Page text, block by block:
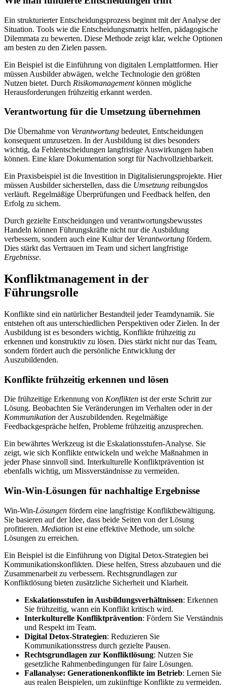
Ein strukturierter Entscheidungsprozess beginnt mit der Analyse der
Situation. Tools wie die Entscheidungsmatrix helfen, pädagogische
Dilemmata zu bewerten. Diese Methode zeigt klar, welche Optionen
am besten zu den Zielen passen.
Ein Beispiel ist die Einführung von digitalen Lernplattformen. Hier
müssen Ausbilder abwägen, welche Technologie den größten
Nutzen bietet. Durch Risikomanagementkönnen mögliche
Herausforderungen frühzeitig erkannt werden.
Verantwortung für die Umsetzung übernehmen
Die Übernahme von Verantwortung bedeutet, Entscheidungen
konsequent umzusetzen. In der Ausbildung ist dies besonders
wichtig, da Fehlentscheidungen langfristige Auswirkungen haben
können. Eine klare Dokumentation sorgt für Nachvollziehbarkeit.
Ein Praxisbeispiel ist die Investition in Digitalisierungsprojekte. Hier
müssen Ausbilder sicherstellen, dass die Umsetzung reibungslos
verläuft. Regelmäßige Überprüfungen und Feedback helfen, den
Erfolg zu sichern.
Durch gezielte Entscheidungen und verantwortungsbewusstes
Handeln können Führungskräfte nicht nur die Ausbildung
verbessern, sondern auch eine Kultur der Verantwortung fördern.
Dies stärkt das Vertrauen im Team und sichert langfristige
Ergebnisse.
Konfliktmanagement in der
Führungsrolle
Konflikte sind ein natürlicher Bestandteil jeder Teamdynamik. Sie
entstehen oft aus unterschiedlichen Perspektiven oder Zielen. In der
Ausbildung ist es besonders wichtig, Konflikte frühzeitig zu
erkennen und konstruktiv zu lösen. Dies stärkt nicht nur das Team,
sondern fördert auch die persönliche Entwicklung der
Auszubildenden.
Konflikte frühzeitig erkennen und lösen
Die frühzeitige Erkennung von Konflikten ist der erste Schritt zur
Lösung. Beobachten Sie Veränderungen im Verhalten oder in der
Kommunikation der Auszubildenden. Regelmäßige
Feedbackgespräche helfen, Probleme frühzeitig anzusprechen.
Ein bewährtes Werkzeug ist die Eskalationsstufen-Analyse. Sie
zeigt, wie sich Konflikte entwickeln und welche Maßnahmen in
jeder Phase sinnvoll sind. Interkulturelle Konfliktprävention ist
ebenfalls wichtig, um Missverständnisse zu vermeiden.
Win-Win-Lösungen für nachhaltige Ergebnisse
Win-Win-Lösungen fördern eine langfristige Konfliktbewältigung.
Sie basieren auf der Idee, dass beide Seiten von der Lösung
profitieren. Mediation ist eine effektive Methode, um solche
Lösungen zu erreichen.
Ein Beispiel ist die Einführung von Digital Detox-Strategien bei
Kommunikationskonflikten. Diese helfen, Stress abzubauen und die
Zusammenarbeit zu verbessern. Rechtsgrundlagen zur
Konfliktlösung bieten zusätzliche Sicherheit und Klarheit.
Eskalationsstufen in Ausbildungsverhältnissen: Erkennen
Sie frühzeitig, wann ein Konflikt kritisch wird.
Interkulturelle Konfliktprävention: Fördern Sie Verständnis
und Respekt im Team.
Digital Detox-Strategien: Reduzieren Sie
Kommunikationsstress durch gezielte Pausen.
Rechtsgrundlagen zur Konfliktlösung: Nutzen Sie
gesetzliche Rahmenbedingungen für faire Lösungen.
Fallanalyse: Generationenkonflikte im Betrieb: Lernen Sie
aus realen Beispielen, um zukünftige Konflikte zu vermeiden.